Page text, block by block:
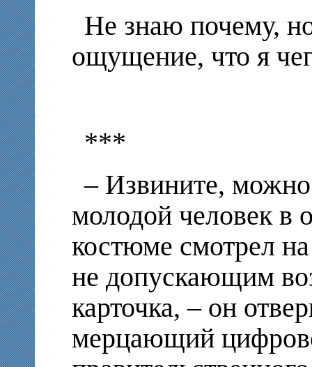
Не знаю почему,
ощущение, что я
***
– Извините,
молодой человек в
костюме смотрел
не допускающим
карточка, – он
мерцающий